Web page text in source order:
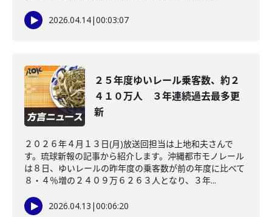
2026.04.14|00:03:07
２５年度ゆいレール乗客数、約２
４１０万人 ３年連続過去最多更
新
２０２６年４月１３日(月)放送回担当は上地和夫さんで
す。琉球新報の記事から紹介します。沖縄都市モノレール
は８日、ゆいレールの昨年度の乗客数が前の年度に比べて
８・４％増の２４０９万６２６３人となり、３年...
2026.04.13 |00:06:20